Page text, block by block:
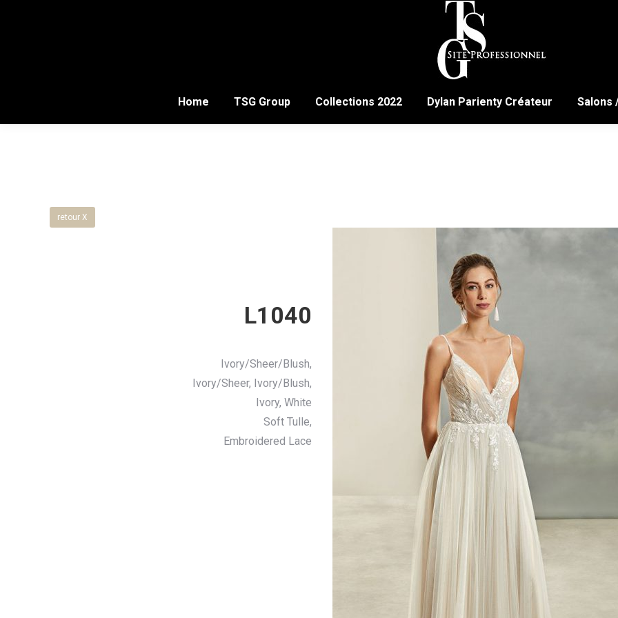
Home TSG Group Collections 2022 Dylan Parienty Créateur Salons
retour X
L1040
Ivory/Sheer/Blush,
Ivory/Sheer, Ivory/Blush,
Ivory, White
Soft Tulle,
Embroidered Lace